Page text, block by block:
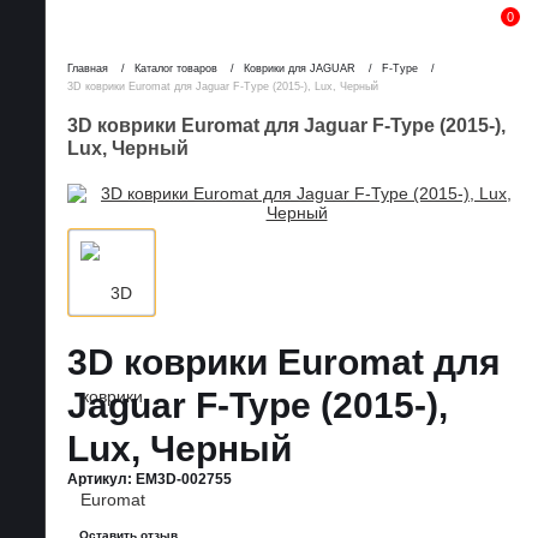
0
Главная Каталог товаров Коврики для JAGUAR
F-Type
3D коврики Euromat для Jaguar F-Type (2015-), Lux, Черный
3D коврики Euromat для Jaguar F-Type (2015-),
Lux, Черный
3D коврики Euromat для
Jaguar F-Type (2015-),
Lux, Черный
Артикул: EM3D-002755
Оставить отзыв